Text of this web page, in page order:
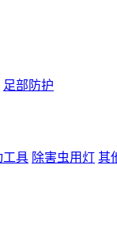
足部防护
工具 除害虫用灯 其